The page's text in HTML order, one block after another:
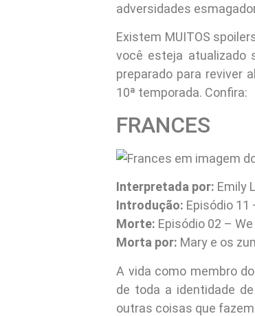
adversidades
Existem MUITOS
você esteja atualizado
preparado para reviver
10ª temporada. Confira:
FRANCES
Interpretada por: Emily
Introdução: Episódio 11
Morte: Episódio 02 –
Morta por: Mary e os
A vida como membro
de toda a identidade
outras coisas que